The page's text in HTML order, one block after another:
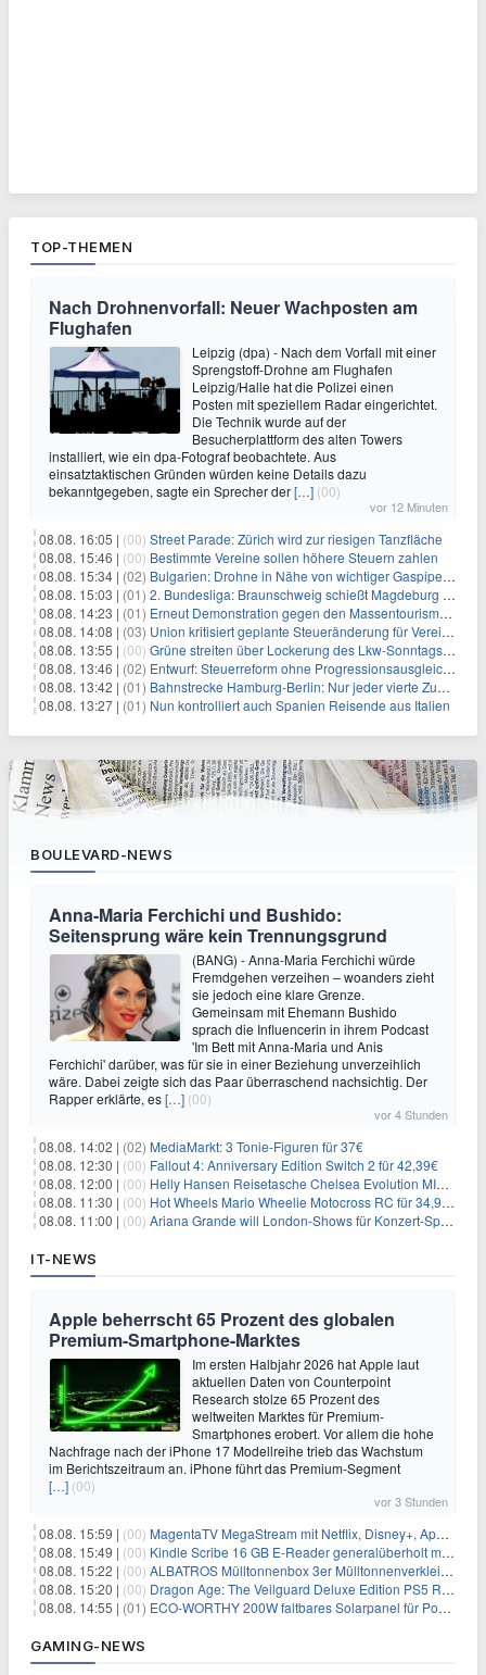
TOP-THEMEN
Nach Drohnenvorfall: Neuer Wachposten am
Flughafen
Leipzig (dpa) - Nach dem Vorfall mit einer
Sprengstoff-Drohne am Flughafen
Leipzig/Halle hat die Polizei einen
Posten mit speziellem Radar eingerichtet.
Die Technik wurde auf der
Besucherplattform des alten Towers
installiert, wie ein dpa-Fotograf beobachtete. Aus
einsatztaktischen Gründen würden keine Details dazu
bekanntgegeben, sagte ein Sprecher der[…] (00)
vor 12 Minuten
08.08. 16:05 | (00) Street Parade: Zürich wird zur riesigen Tanzfläche
08.08. 15:46 | (00) Bestimmte Vereine sollen höhere Steuern zahlen
08.08. 15:34 | (02) Bulgarien: Drohne in Nähe von wichtiger Gaspipeline explodiert
08.08. 15:03 | (01) 2. Bundesliga: Braunschweig schießt Magdeburg ab
08.08. 14:23 | (01) Erneut Demonstration gegen den Massentourismus auf Mallorca
08.08. 14:08 | (03) Union kritisiert geplante Steueränderung für Vereine
08.08. 13:55 | (00) Grüne streiten über Lockerung des Lkw-Sonntagsfahrverbots
08.08. 13:46 | (02) Entwurf: Steuerreform ohne Progressionsausgleich geplant
08.08. 13:42 | (01) Bahnstrecke Hamburg-Berlin: Nur jeder vierte Zug pünktlich
08.08. 13:27 | (01) Nun kontrolliert auch Spanien Reisende aus Italien
BOULEVARD-NEWS
Anna-Maria Ferchichi und Bushido:
Seitensprung wäre kein Trennungsgrund
(BANG) - Anna-Maria Ferchichi würde
Fremdgehen verzeihen – woanders zieht
sie jedoch eine klare Grenze.
Gemeinsam mit Ehemann Bushido
sprach die Influencerin in ihrem Podcast
'Im Bett mit Anna-Maria und Anis
Ferchichi' darüber, was für sie in einer Beziehung unverzeihlich
wäre. Dabei zeigte sich das Paar überraschend nachsichtig. Der
Rapper erklärte, es[…] (00)
vor 4 Stunden
08.08. 14:02 | (02) MediaMarkt: 3 Tonie-Figuren für 37€
08.08. 12:30 | (00) Fallout 4: Anniversary Edition Switch 2 für 42,39€
08.08. 12:00 | (00) Helly Hansen Reisetasche Chelsea Evolution MID 54L für 29,99€
08.08. 11:30 | (00) Hot Wheels Mario Wheelie Motocross RC für 34,99€
08.08. 11:00 | (00) Ariana Grande will London-Shows für Konzert-Special filmen
IT-NEWS
Apple beherrscht 65 Prozent des globalen
Premium-Smartphone-Marktes
Im ersten Halbjahr 2026 hat Apple laut
aktuellen Daten von Counterpoint
Research stolze 65 Prozent des
weltweiten Marktes für Premium-
Smartphones erobert. Vor allem die hohe
Nachfrage nach der iPhone 17 Modellreihe trieb das Wachstum
im Berichtszeitraum an. iPhone führt das Premium-Segment
[…] (00)
vor 3 Stunden
08.08. 15:59 | (00) MagentaTV MegaStream mit Netflix, Disney+, Apple TV+ & RTL+ für 30€/Monat (effektiv 20,83€/Monat)
08.08. 15:49 | (00) Kindle Scribe 16 GB E-Reader generalüberholt mit Eingabestift für 197,99€
08.08. 15:22 | (00) ALBATROS Mülltonnenbox 3er Mülltonnenverkleidung aus Metall für 577,15€
08.08. 15:20 | (00) Dragon Age: The Veilguard Deluxe Edition PS5 Rollenspiel für 13,76€
08.08. 14:55 | (01) ECO-WORTHY 200W faltbares Solarpanel für Powerstation & Camping für 123,99€
GAMING-NEWS